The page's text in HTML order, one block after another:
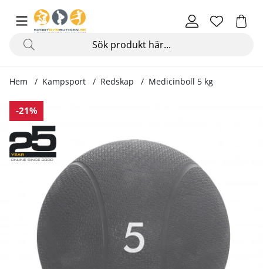
Hem Kampsport Redskap Medicinboll 5 kg
-21%
Produktbilder Medicinboll 5 kg